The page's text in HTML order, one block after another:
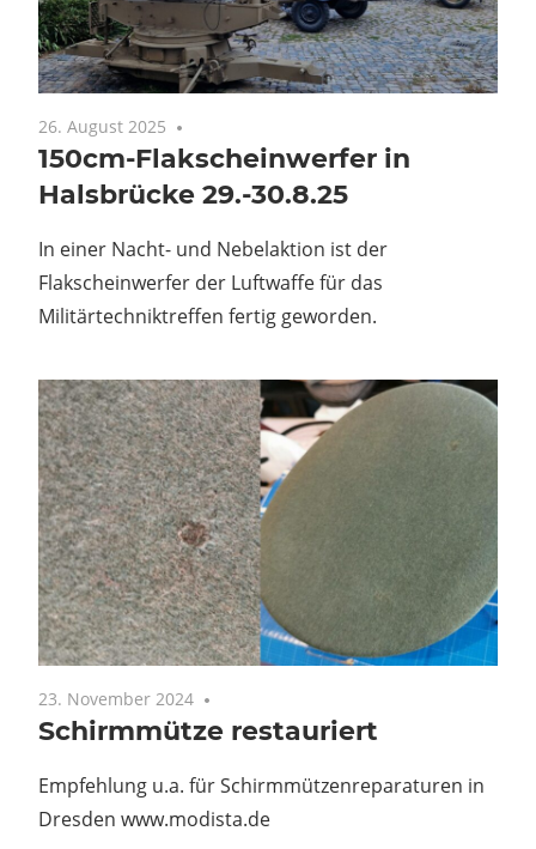
26. August 2025
150cm-Flakscheinwerfer in
Halsbrücke 29.-30.8.25
In einer Nacht- und Nebelaktion ist der
Flakscheinwerfer der Luftwaffe für das
Militärtechniktreffen fertig geworden.
23. November 2024
Schirmmütze restauriert
Empfehlung u.a. für Schirmmützenreparaturen in
Dresden www.modista.de